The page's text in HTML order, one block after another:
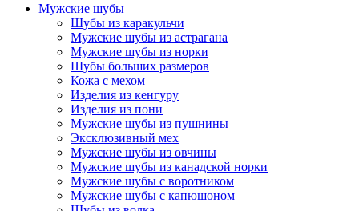
Мужские шубы
Шубы из каракульчи
Мужские шубы из астрагана
Мужские шубы из норки
Шубы больших размеров
Кожа с мехом
Изделия из кенгуру
Изделия из пони
Мужские шубы из пушнины
Эксклюзивный мех
Мужские шубы из овчины
Мужские шубы из канадской норки
Мужские шубы с воротником
Мужские шубы с капюшоном